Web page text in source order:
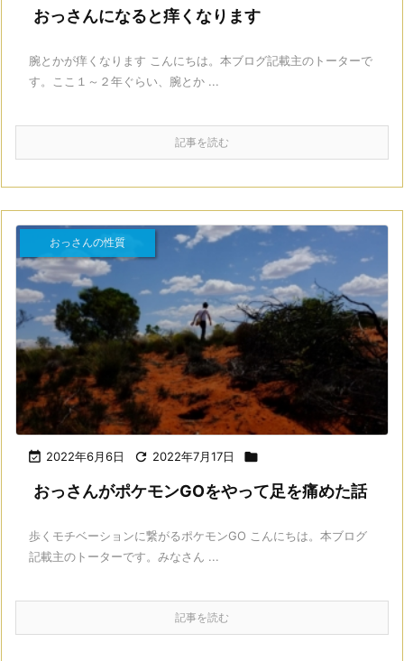
おっさんになると痒くなります
腕とかが痒くなります こんにちは。本ブログ記載主のトーターで
す。ここ１～２年ぐらい、腕とか ...
記事を読む
 2022年6月6日  2022年7月17日 
おっさんの性質
おっさんがポケモンGOをやって足を痛めた話
歩くモチベーションに繋がるポケモンGO こんにちは。本ブログ
記載主のトーターです。みなさん ...
記事を読む